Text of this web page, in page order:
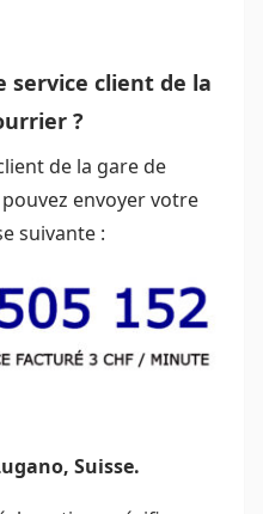
service client de la
?
de la gare de
envoyer votre
suivante :
Suisse.